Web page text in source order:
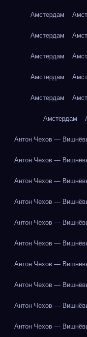
Амстердам
Амстердам
Амстердам
Амстердам
Амстердам
Амстердам
Антон Чехов —
Антон Чехов —
Антон Чехов —
Антон Чехов —
Антон Чехов —
Антон Чехов —
Антон Чехов —
Антон Чехов —
Антон Чехов —
Антон Чехов —